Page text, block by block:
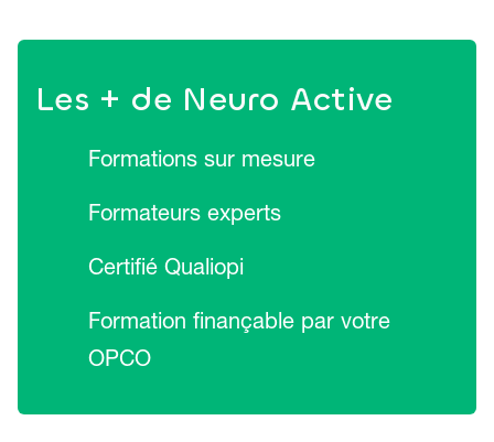
Les + de Neuro Active
Formations sur mesure
Formateurs experts
Certifié Qualiopi
Formation finançable par votre
OPCO